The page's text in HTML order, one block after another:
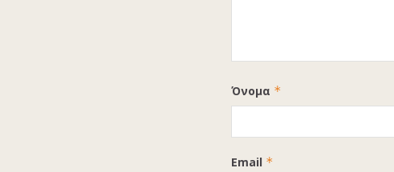
Όνομα *
Email *